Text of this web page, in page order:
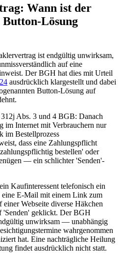
Wann ist der
Lösung
ist endgültig unwirksam,
auf eine
Der BGH hat dies mit Urteil
ausdrücklich klargestellt und dabei
Button-Lösung auf
Abs. 3 und 4 BGB: Danach
im Internet mit Verbrauchern nur
im Bestellprozess
dass eine Zahlungspflicht
bestellen' oder
— ein schlichter 'Senden'-
Kaufinteressent telefonisch ein
eine E-Mail mit einem Link zum
Webseite diverse Häkchen
'Senden' geklickt. Der BGH
unwirksam — unabhängig
wahrgenommen
hat. Eine nachträgliche Heilung
findet ausdrücklich nicht statt.